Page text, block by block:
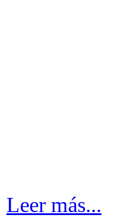
Leer más...